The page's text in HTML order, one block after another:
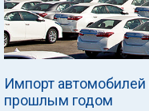
Импорт
прошлым годом